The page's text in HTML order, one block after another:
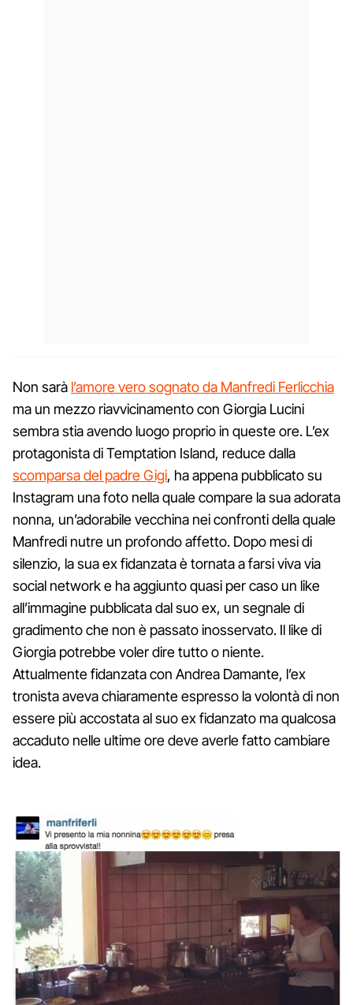
Non sarà l’amore vero sognato da Manfredi Ferlicchia
ma un mezzo riavvicinamento con Giorgia Lucini
sembra stia avendo luogo proprio in queste ore. L’ex
protagonista di Temptation Island, reduce dalla
scomparsa del padre Gigi, ha appena pubblicato su
Instagram una foto nella quale compare la sua adorata
nonna, un’adorabile vecchina nei confronti della quale
Manfredi nutre un profondo affetto. Dopo mesi di
silenzio, la sua ex fidanzata è tornata a farsi viva via
social network e ha aggiunto quasi per caso un like
all’immagine pubblicata dal suo ex, un segnale di
gradimento che non è passato inosservato. Il like di
Giorgia potrebbe voler dire tutto o niente.
Attualmente fidanzata con Andrea Damante, l’ex
tronista aveva chiaramente espresso la volontà di non
essere più accostata al suo ex fidanzato ma qualcosa
accaduto nelle ultime ore deve averle fatto cambiare
idea.